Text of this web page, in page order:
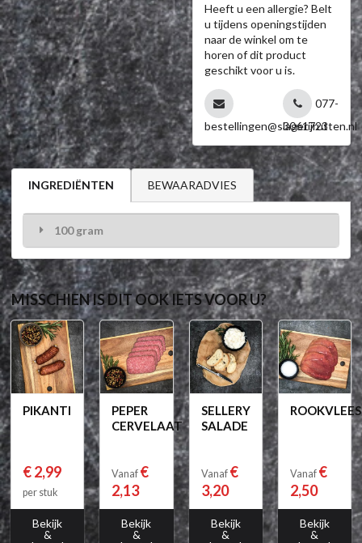
Heeft u een allergie? Belt
u tijdens openingstijden
naar de winkel om te
horen of dit product
geschikt voor u is.
bestellingen@slagerijrutten.nl
077-
3061723
INGREDIËNTEN BEWAARADVIES
100 gram
MISSCHIEN IS DIT OOK IETS VOOR U?
PIKANTI
€ 2,99
per stuk
Bekijk
&
PEPER
CERVELAAT
Vanaf €
2,13
Bekijk
&
SELLERY
SALADE
Vanaf €
3,20
Bekijk
&
ROOKVLEES
Vanaf €
2,50
Bekijk
&